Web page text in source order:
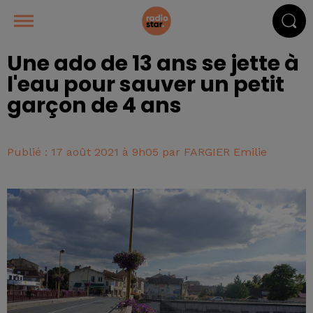
Une ado de 13 ans se jette à
l'eau pour sauver un petit
garçon de 4 ans
Publié : 17 août 2021 à 9h05 par FARGIER Emilie